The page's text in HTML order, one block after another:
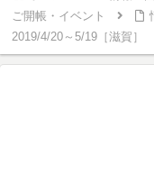
ご開帳・イベント
2019/4/20～5/19［滋賀］